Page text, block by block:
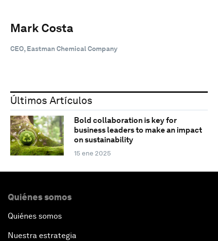
Mark Costa
CEO, Eastman Chemical Company
Últimos Artículos
Bold collaboration is key for
business leaders to make an impact
on sustainability
15 ene 2025
Quiénes somos
Quiénes somos
Nuestra estrategia